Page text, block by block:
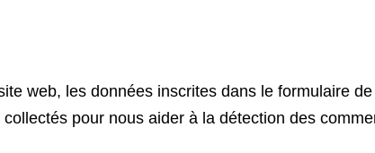
web, les données inscrites dans le formulaire
pour nous aider à la détection des